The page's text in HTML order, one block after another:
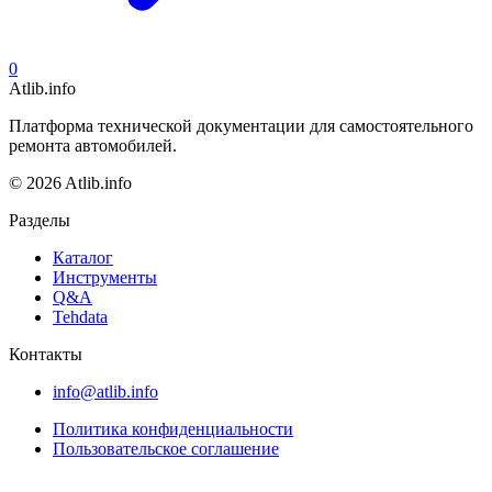
0
Atlib.info
Платформа технической документации для самостоятельного
ремонта автомобилей.
© 2026 Atlib.info
Разделы
Каталог
Инструменты
Q&A
Tehdata
Контакты
info@atlib.info
Политика конфиденциальности
Пользовательское соглашение